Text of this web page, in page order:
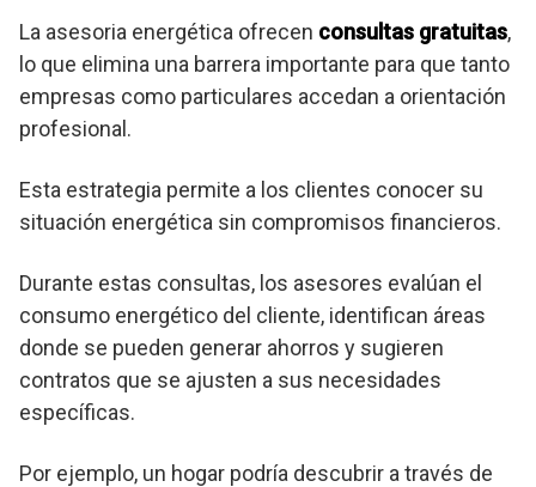
La asesoria energética ofrecen consultas gratuitas,
lo que elimina una barrera importante para que tanto
empresas como particulares accedan a orientación
profesional.
Esta estrategia permite a los clientes conocer su
situación energética sin compromisos financieros.
Durante estas consultas, los asesores evalúan el
consumo energético del cliente, identifican áreas
donde se pueden generar ahorros y sugieren
contratos que se ajusten a sus necesidades
específicas.
Por ejemplo, un hogar podría descubrir a través de